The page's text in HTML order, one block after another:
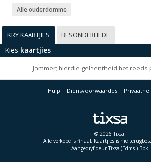
Alle ouderdomme
KRY KAARTJIES BESONDERHEDE
Kies kaartjies
Jammer; hierdie geleentheid het reeds
Hulp Diensvoorwaardes
© 2026 Tixsa.
Alle verkope is finaal. Kaartjies is nie
Aangedryf deur Tixsa (Edms.) Bpk.